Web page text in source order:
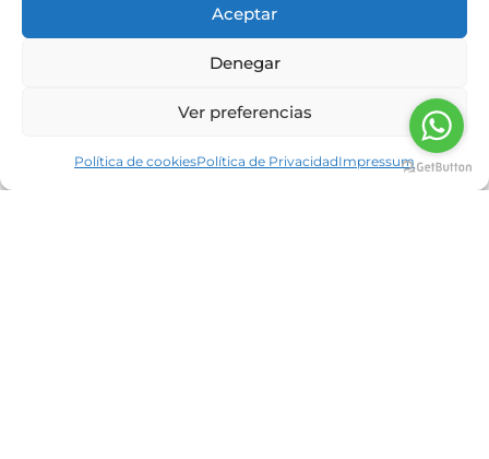
Aceptar
Denegar
Ver preferencias
Política de cookiesPolítica de PrivacidadImpressum
antiaging